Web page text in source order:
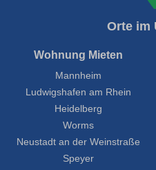
Orte im
Wohnung Mieten
Mannheim
Ludwigshafen am Rhein
Heidelberg
Worms
Neustadt an der Weinstraße
Speyer